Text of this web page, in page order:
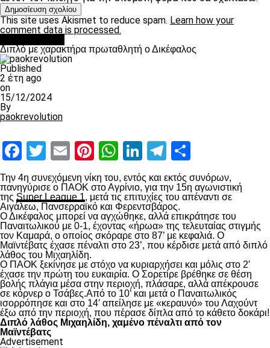
This site uses Akismet to reduce spam. Learn how your
comment data is processed.
Διπλό με χαρακτήρα πρωταθλητή ο Δικέφαλος
Published
2 έτη ago
on
15/12/2024
By
paokrevolution
Facebook
Twitter
EmailPinterest
WhatsApp
LinkedIn
Telegram
Την 4η συνεχόμενη νίκη του, εντός και εκτός συνόρων,
πανηγύρισε ο ΠΑΟΚ στο Αγρίνιο, για την 15η αγωνιστική
της Super League 1, μετά τις επιτυχίες του απέναντι σε
Αιγάλεω, Πανσερραϊκό και Φερεντσβάρος.
Ο Δικέφαλος μπορεί να αγχώθηκε, αλλά επικράτησε του
Παναιτωλικού με 0-1, έχοντας «ήρωα» της τελευταίας στιγμής
τον Καμαρά, ο οποίος σκόραρε στο 87’ με κεφαλιά. Ο
Μαϊντέβατς έχασε πέναλτι στο 23’, που κέρδισε μετά από διπλό
λάθος του Μιχαηλίδη.
Ο ΠΑΟΚ ξεκίνησε με στόχο να κυριαρχήσει και μόλις στο 2′
έχασε την πρώτη του ευκαιρία. Ο Σορετίρε βρέθηκε σε θέση
βολής πλάγια μέσα στην περιοχή, πλάσαρε, αλλά απέκρουσε
σε κόρνερ ο Τσάβες.Από το 10’ και μετά ο Παναιτωλικός
ισορρόπησε και στο 14′ απείλησε με «κεραυνό» του Λαχούντ
έξω από την περιοχή, που πέρασε δίπλα από το κάθετο δοκάρι!
Διπλό λάθος Μιχαηλίδη, χαμένο πέναλτι από τον
Μαϊντέβατς
Advertisement